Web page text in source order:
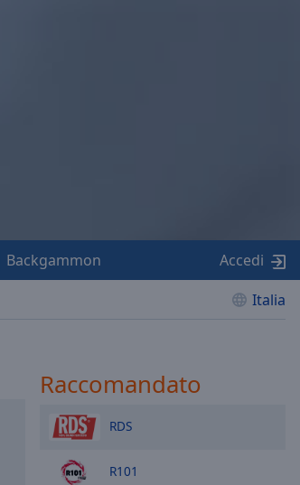
Italia
Backgammon Accedi
Raccomandato
RDS
R101